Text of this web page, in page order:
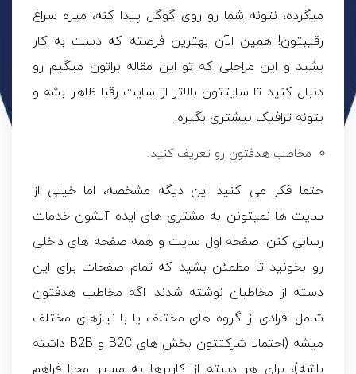
میگرده، نتونه شما رو روی گوگل پیدا کنه، میره سراغ
رقیبتون! همین الآن بهترین فرصته که دست به کار
بشید و این مراحلی که تو این مقاله براتون میگیم رو
دنبال کنید تا سایتتون بالاتر از سایت رقبا ظاهر بشه و
بتونه ترافیک بیشتری بگیره.
مخاطب هدفتون رو تعریف کنید.
حتما فکر می کنید این دیگه مشخصه، اما خیلی از
سایت ها نمیتونن به مشتری های ایده آلشون خدمات
رسانی کنن. صفحه اول سایت و همه صفحه های داخلی
رو بخونید تا مطمئن بشید که تمام صفحات برای این
دسته از مخاطبان نوشته شدند. اگه مخاطب هدفتون
شامل افرادی از گروه های مختلف یا با نیازهای مختلف
میشه (احتمالا شرکتتون بخش های B2C و B2B داشته
باشه)، برای هر دسته از کاربرها یه مسیر مجزا فراهم